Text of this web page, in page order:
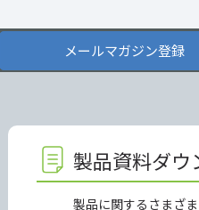
メールマガジン登録
製品資料ダウ
製品に関するさまざ